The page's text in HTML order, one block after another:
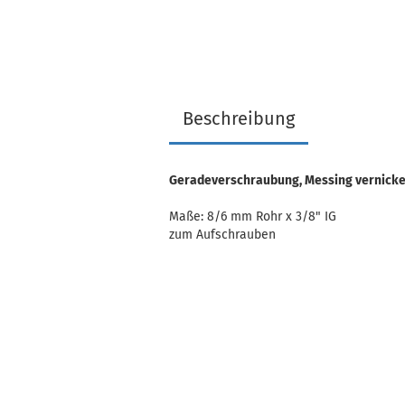
Beschreibung
Geradeverschraubung, Messing
Maße: 8/6 mm Rohr x 3/8" IG
zum Aufschrauben